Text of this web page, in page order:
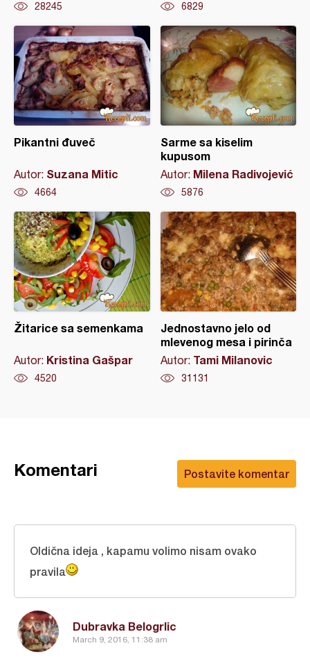
28245 6829
Pikantni đuveč
Autor: Suzana Mitic
4664
Sarme sa kiselim
kupusom
Autor: Milena Radivojević
5876
Žitarice sa semenkama
Autor: Kristina Gašpar
4520
Jednostavno jelo od
mlevenog mesa i pirinča
Autor: Tami Milanovic
31131
Postavite komentar
Komentari
Dubravka Belogrlic
March 9, 2016, 11:38 am
Oldična ideja , kapamu volimo nisam ovako
pravila